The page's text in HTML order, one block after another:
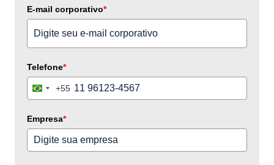
E-mail corporativo*
Telefone*
Brazil+55
Empresa*